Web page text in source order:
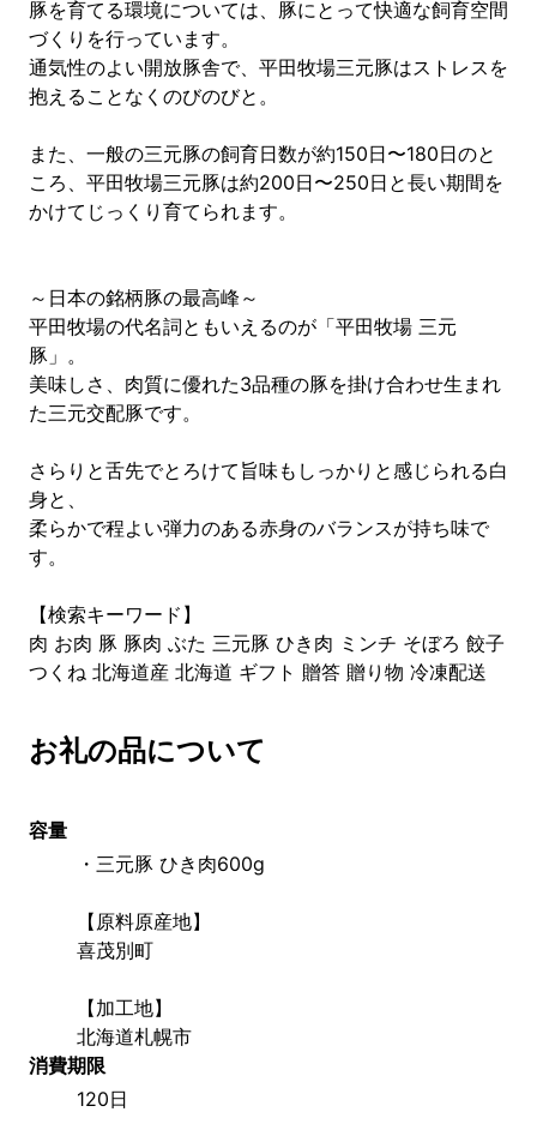
豚を育てる環境については、豚にとって快適な飼育空間
づくりを行っています。
通気性のよい開放豚舎で、平田牧場三元豚はストレスを
抱えることなくのびのびと。
また、一般の三元豚の飼育日数が約150日〜180日のと
ころ、平田牧場三元豚は約200日〜250日と長い期間を
かけてじっくり育てられます。
～日本の銘柄豚の最高峰～
平田牧場の代名詞ともいえるのが「平田牧場 三元
豚」。
美味しさ、肉質に優れた3品種の豚を掛け合わせ生まれ
た三元交配豚です。
さらりと舌先でとろけて旨味もしっかりと感じられる白
身と、
柔らかで程よい弾力のある赤身のバランスが持ち味で
す。
【検索キーワード】
肉 お肉 豚 豚肉 ぶた 三元豚 ひき肉 ミンチ そぼろ 餃子
つくね 北海道産 北海道 ギフト 贈答 贈り物 冷凍配送
お礼の品について
容量
・三元豚 ひき肉600g
【原料原産地】
喜茂別町
【加工地】
北海道札幌市
消費期限
120日